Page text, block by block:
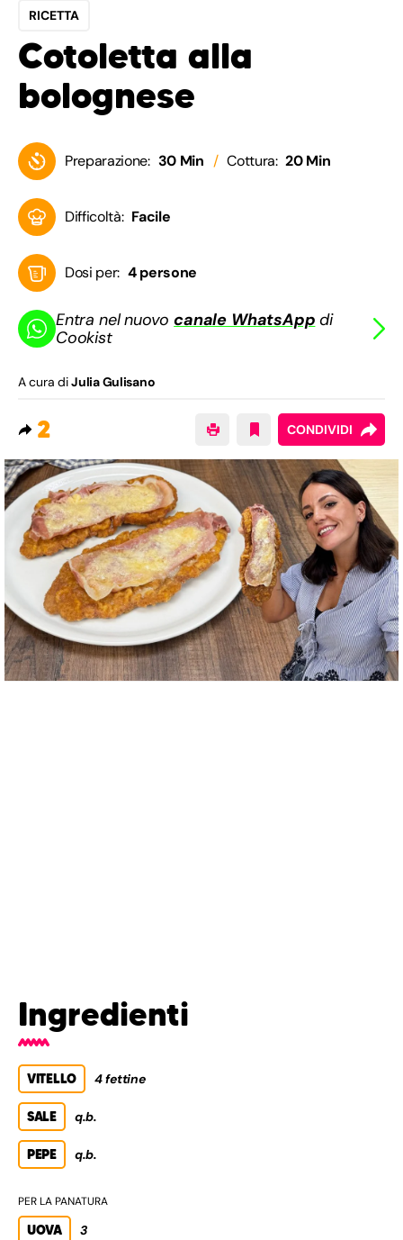
RICETTA
Cotoletta alla
bolognese
Preparazione: 30 Min Cottura: 20 Min
Difficoltà: Facile
Dosi per: 4 persone
Entra nel nuovocanale WhatsApp di
Cookist
A cura diJulia Gulisano
2 CONDIVIDI
Ingredienti
VITELLO 4 fettine
SALE q.b.
PEPE q.b.
PER LA PANATURA
UOVA 3